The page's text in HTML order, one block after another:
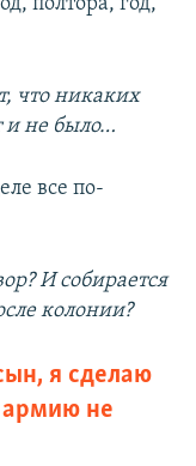
полтора, год,
что никаких
и не было…
все по-
И собирается
колонии?
я сделаю
армию не